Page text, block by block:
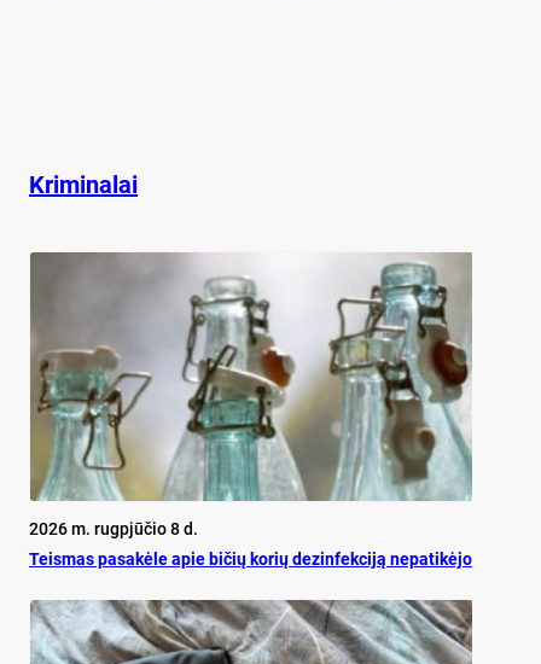
Kriminalai
2026 m. rugpjūčio 8 d.
Teis­mas pa­sa­kė­le apie bi­čių ko­rių de­zin­fek­ci­ją ne­pa­ti­kė­jo